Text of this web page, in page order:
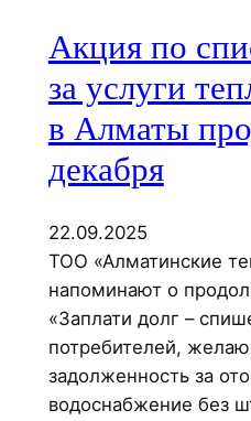
Акция по
за услуги
в Алматы
декабря
22.09.2025
ТОО «Алматинские
напоминают о
«Заплати долг –
потребителей,
задолженность за
водоснабжение без